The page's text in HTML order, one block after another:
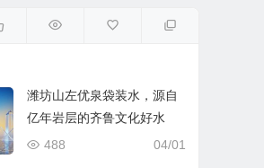
潍坊山左优泉袋装水，源自
亿年岩层的齐鲁文化好水
04/01
488